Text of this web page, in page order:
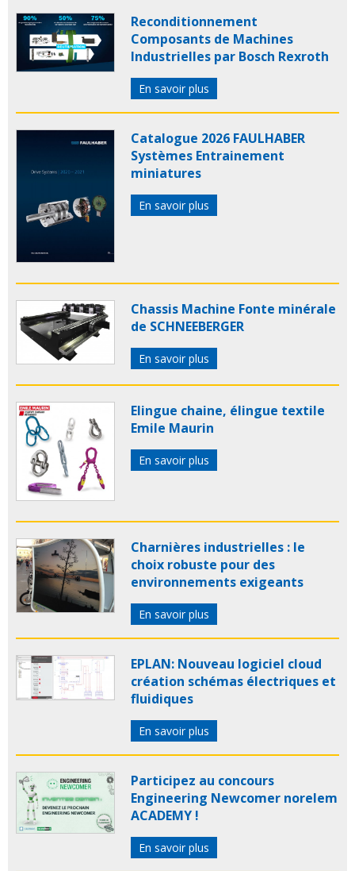
Reconditionnement
Composants de Machines
Industrielles par Bosch Rexroth
En savoir plus
Catalogue 2026 FAULHABER
Systèmes Entrainement
miniatures
En savoir plus
Chassis Machine Fonte minérale
de SCHNEEBERGER
En savoir plus
Elingue chaine, élingue textile
Emile Maurin
En savoir plus
Charnières industrielles : le
choix robuste pour des
environnements exigeants
En savoir plus
EPLAN: Nouveau logiciel cloud
création schémas électriques et
fluidiques
En savoir plus
Participez au concours
Engineering Newcomer norelem
ACADEMY !
En savoir plus